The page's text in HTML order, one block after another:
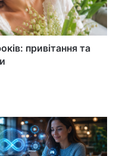
привітання та